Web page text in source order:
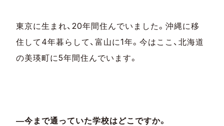
東京に生まれ、20年間住んでいました。沖縄に移
住して4年暮らして、富山に1年。今はここ、北海道
の美瑛町に5年間住んでいます。
―今まで通っていた学校はどこですか。